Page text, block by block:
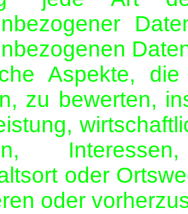
Aspekte,
zu bewerten,
oder
oder